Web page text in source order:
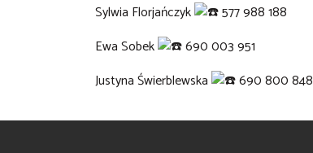
Sylwia Florjańczyk
577 988 188
Ewa Sobek
690 003 951
Justyna Świerblewska
690 800 848